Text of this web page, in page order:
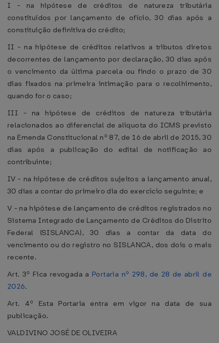
I - na hipótese de créditos de natureza tributária
constituídos por lançamento de ofício, 30 dias após a
constituição definitiva do crédito;
II - na hipótese de créditos relativos a tributos diretos
decorrentes de lançamento por declaração, 30 dias após
o vencimento da última parcela ou findo o prazo de 30
dias fixados na primeira intimação para o recolhimento,
quando for o caso;
III - na hipótese de créditos de natureza tributária
relacionados ao diferencial de alíquota do ICMS previsto
na Emenda Constitucional nº 87, de 16 de abril de 2015, 30
dias após a publicação do edital de notificação ao
contribuinte;
IV - na hipótese de créditos sujeitos a lançamento anual,
30 dias a contar do primeiro dia do exercício seguinte; e
V - na hipótese de lançamento de créditos registrados no
Sistema Integrado de Lançamento de Créditos do Distrito
Federal (SISLANCA), 30 dias a contar da data do
vencimento ou do registro no SISLANCA, dos dois o mais
recente.
Art. 3º Fica revogada a Portaria nº 298, de 28 de abril de
2026.
Art. 4º Esta Portaria entra em vigor na data de sua
publicação.
VALDIVINO JOSÉ DE OLIVEIRA